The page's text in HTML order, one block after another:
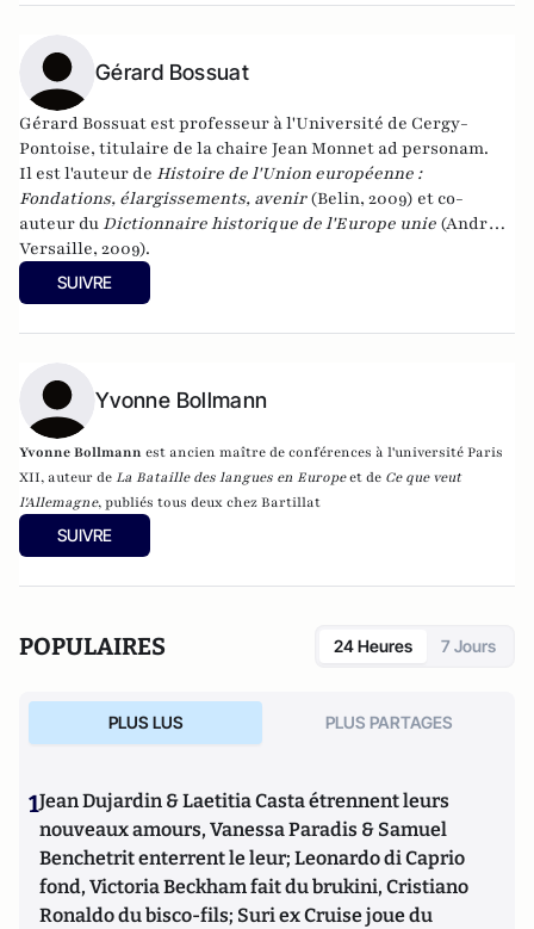
Gérard Bossuat
Gérard Bossuat est professeur à l'Université de Cergy-
Pontoise, titulaire de la chaire Jean Monnet ad personam.
Il est l'auteur de Histoire de l'Union européenne :
Fondations, élargissements, avenir (Belin, 2009) et co-
auteur du Dictionnaire historique de l'Europe unie (André
Versaille, 2009).
SUIVRE
Yvonne Bollmann
Yvonne Bollmannest ancien maître de conférences à l'université Paris
XII, auteur deLa Bataille des langues en Europeet de Ce que veut
l'Allemagne, publiés tous deux chez Bartillat
SUIVRE
POPULAIRES 24 Heures 7 Jours
PLUS LUS PLUS PARTAGES
1Jean Dujardin & Laetitia Casta étrennent leurs
nouveaux amours, Vanessa Paradis & Samuel
Benchetrit enterrent le leur; Leonardo di Caprio
fond, Victoria Beckham fait du brukini, Cristiano
Ronaldo du bisco-fils; Suri ex Cruise joue du